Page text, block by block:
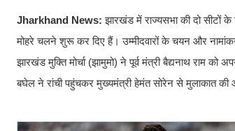
Jharkhand News:झारखंड में राज्यसभा की दो सीटों
मोहरे चलने शुरू कर दिए हैं। उम्मीदवारों के चयन और
झारखंड मुक्ति मोर्चा (झामुमो) ने पूर्व मंत्री बैद्यनाथ राम
बघेल ने रांची पहुंचकर मुख्यमंत्री हेमंत सोरेन से मुलाकात की